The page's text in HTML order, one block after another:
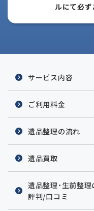
ルにて必ず
サービス内容
ご利用料金
遺品整理の流れ
遺品買取
遺品整理・生前整理
評判/口コミ